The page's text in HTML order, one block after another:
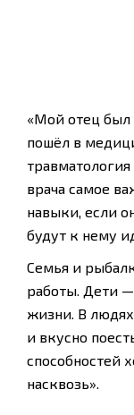
«Мой отец был
пошёл в
врача самое
навыки, если
будут к нему
Семья и
работы. Дети
жизни. В
и вкусно
способностей
насквозь».